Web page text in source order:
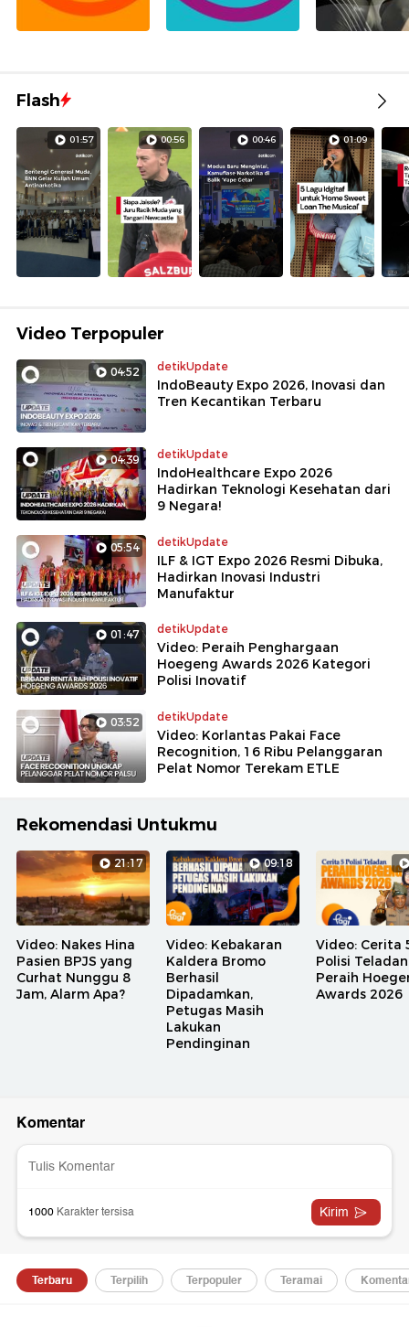
Flash
01:57 00:56 00:46 01:09
Video Terpopuler
04:52 detikUpdate
IndoBeauty Expo 2026, Inovasi dan
Tren Kecantikan Terbaru
04:39 detikUpdate
IndoHealthcare Expo 2026
Hadirkan Teknologi Kesehatan dari
9 Negara!
05:54 detikUpdate
ILF & IGT Expo 2026 Resmi Dibuka,
Hadirkan Inovasi Industri
Manufaktur
01:47 detikUpdate
Video: Peraih Penghargaan
Hoegeng Awards 2026 Kategori
Polisi Inovatif
03:52 detikUpdate
Video: Korlantas Pakai Face
Recognition, 16 Ribu Pelanggaran
Pelat Nomor Terekam ETLE
Rekomendasi Untukmu
21:17
Video: Nakes Hina
Pasien BPJS yang
Curhat Nunggu 8
Jam, Alarm Apa?
09:18
Video: Kebakaran
Kaldera Bromo
Berhasil
Dipadamkan,
Petugas Masih
Lakukan
Pendinginan
Video: Cerita
Polisi Teladan
Peraih
Awards 2026